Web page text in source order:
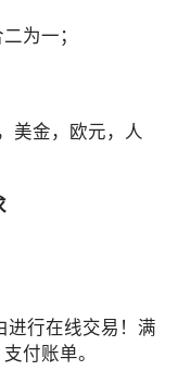
为一；
美金，欧元，人
进行在线交易！满
付账单。